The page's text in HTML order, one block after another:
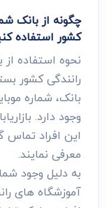
چگونه از بانک
کشور استفاده
نحوه استفاده
رانندگی کشور
بانک، شماره
وجود دارد.
این افراد
معرفی نمایند.
به دلیل وجود
آموزشگاه های